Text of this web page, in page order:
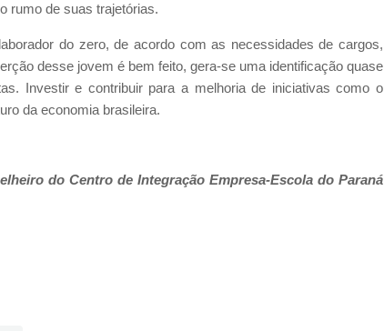
rumo de suas trajetórias.
do zero, de acordo com as necessidades de cargos,
desse jovem é bem feito, gera-se uma identificação quase
Investir e contribuir para a melhoria de iniciativas como o
da economia brasileira.
do Centro de Integração Empresa-Escola do Paraná